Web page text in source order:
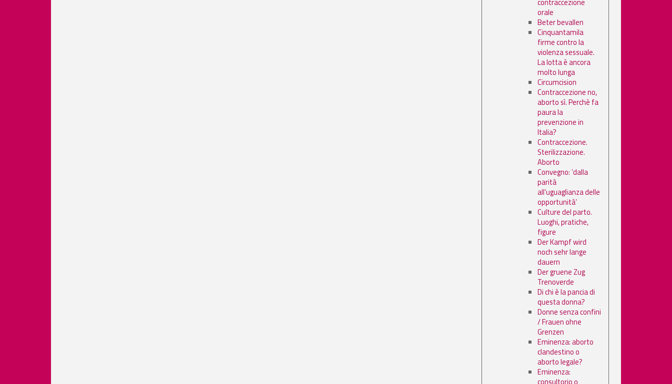
orale
Beter bevallen
Cinquantamila
firme contro la
violenza sessuale.
La lotta è ancora
molto lunga
Circumcision
Contraccezione no,
aborto sì. Perchè fa
paura la
prevenzione in
Italia?
Contraccezione.
Sterilizzazione.
Aborto
Convegno: ’dalla
parità
all'uguaglianza delle
opportunità’
Culture del parto.
Luoghi, pratiche,
figure
Der Kampf wird
noch sehr lange
dauern
Der gruene Zug
Trenoverde
Di chi è la pancia di
questa donna?
Donne senza confini
/ Frauen ohne
Grenzen
Eminenza: aborto
clandestino o
aborto legale?
Eminenza:
consultorio o